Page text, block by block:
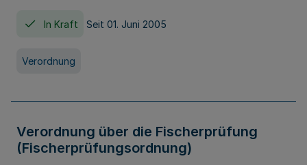
In Kraft Seit 01. Juni 2005
Verordnung
Verordnung über die Fischerprüfung
(Fischerprüfungsordnung)